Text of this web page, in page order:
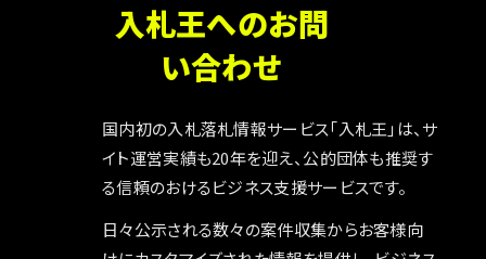
入札王へのお問
い合わせ
国内初の入札落札情報サービス「入札王」は、サ
イト運営実績も20年を迎え、公的団体も推奨す
る信頼のおけるビジネス支援サービスです。
日々公示される数々の案件収集からお客様向